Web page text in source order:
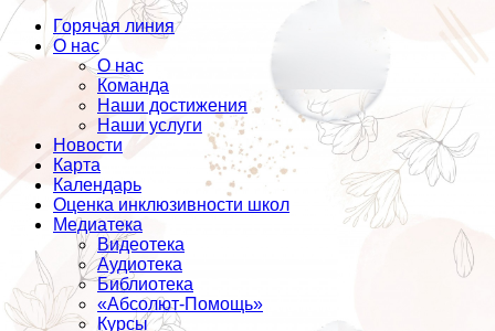
Горячая линия
О нас
О нас
Команда
Наши достижения
Наши услуги
Новости
Карта
Календарь
Оценка инклюзивности школ
Медиатека
Видеотека
Аудиотека
Библиотека
«Абсолют-Помощь»
Курсы